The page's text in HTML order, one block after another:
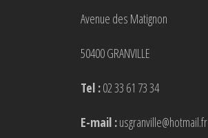
Avenue des Matignon
50400 GRANVILLE
Tel :02 33 61 73 34
E-mail :usgranville@hotmail.fr